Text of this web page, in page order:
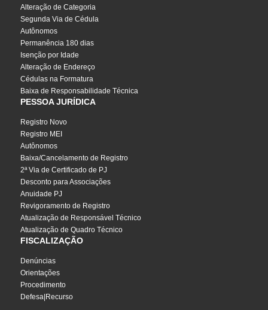
Alteração de Categoria
Segunda Via de Cédula
Autônomos
Permanência 180 dias
Isenção por Idade
Alteração de Endereço
Cédulas na Formatura
Baixa de Responsabilidade Técnica
PESSOA JURÍDICA
Registro Novo
Registro MEI
Autônomos
Baixa/Cancelamento de Registro
2ª Via de Certificado de PJ
Desconto para Associações
Anuidade PJ
Revigoramento de Registro
Atualização de Responsável Técnico
Atualização de Quadro Técnico
FISCALIZAÇÃO
Denúncias
Orientações
Procedimento
Defesa|Recurso